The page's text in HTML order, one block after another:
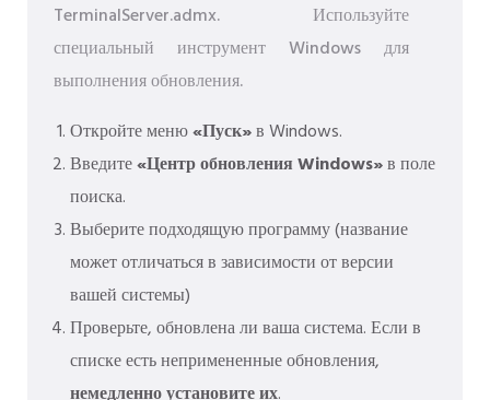
TerminalServer.admx. Используйте
специальный инструмент Windows для
выполнения обновления.
Откройте меню«Пуск»в Windows.
Введите«Центр обновления Windows»в поле
поиска.
Выберите подходящую программу (название
может отличаться в зависимости от версии
вашей системы)
Проверьте, обновлена ​​ли ваша система. Если в
списке есть непримененные обновления,